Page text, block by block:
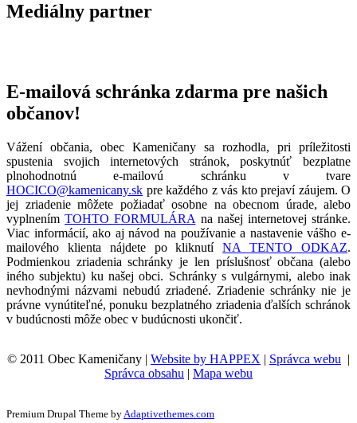
Mediálny partner
E-mailová schránka zdarma pre našich
občanov!
Vážení občania, obec Kameničany sa rozhodla, pri príležitosti
spustenia svojich internetových stránok, poskytnúť bezplatne
plnohodnotnú e-mailovú schránku v tvare
HOCICO@kamenicany.sk pre každého z vás kto prejaví záujem. O
jej zriadenie môžete požiadať osobne na obecnom úrade, alebo
vyplnenímTOHTO FORMULÁRA na našej internetovej stránke.
Viac informácií, ako aj návod na používanie a nastavenie vášho e-
mailového klienta nájdete po kliknutíNA TENTO ODKAZ.
Podmienkou zriadenia schránky je len príslušnosť občana (alebo
iného subjektu) ku našej obci. Schránky s vulgárnymi, alebo inak
nevhodnými názvami nebudú zriadené. Zriadenie schránky nie je
právne vynútiteľné, ponuku bezplatného zriadenia ďalších schránok
v budúcnosti môže obec v budúcnosti ukončiť.
© 2011 Obec Kameničany | Website by HAPPEX | Správca webu |
Správca obsahu | Mapa webu
Premium Drupal Theme byAdaptivethemes.com